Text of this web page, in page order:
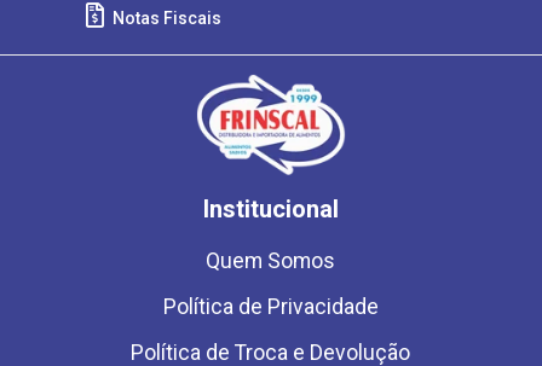
Notas Fiscais
Institucional
Quem Somos
Política de Privacidade
Política de Troca e Devolução